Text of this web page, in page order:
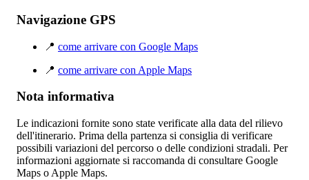
Navigazione GPS
📍 come arrivare con Google Maps
📍 come arrivare con Apple Maps
Nota informativa
Le indicazioni fornite sono state verificate alla data del rilievo
dell'itinerario. Prima della partenza si consiglia di verificare
possibili variazioni del percorso o delle condizioni stradali. Per
informazioni aggiornate si raccomanda di consultare Google
Maps o Apple Maps.